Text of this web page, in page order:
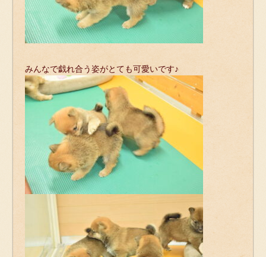
みんなで戯れ合う姿がとても可愛いです♪